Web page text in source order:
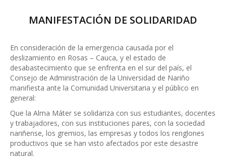
MANIFESTACIÓN DE SOLIDARIDAD
En consideración de la emergencia causada por el
deslizamiento en Rosas – Cauca, y el estado de
desabastecimiento que se enfrenta en el sur del país, el
Consejo de Administración de la Universidad de Nariño
manifiesta ante la Comunidad Universitaria y el público en
general:
Que la Alma Máter se solidariza con sus estudiantes, docentes
y trabajadores, con sus instituciones pares, con la sociedad
nariñense, los gremios, las empresas y todos los renglones
productivos que se han visto afectados por este desastre
natural.